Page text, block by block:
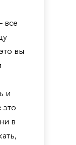
все
вы
и
это
в